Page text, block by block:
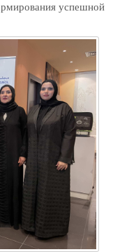
успешной